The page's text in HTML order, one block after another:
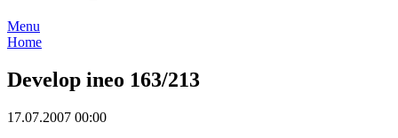
Menu
Home
Develop ineo 163/213
17.07.2007 00:00